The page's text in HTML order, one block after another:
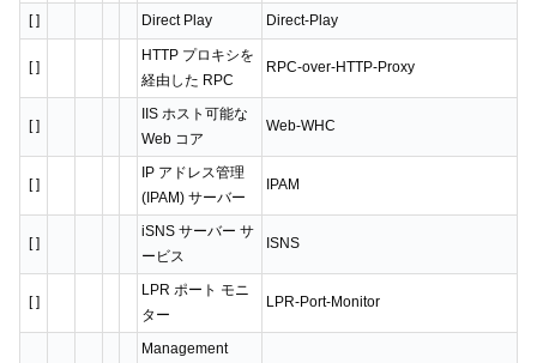
[ ] Direct Play Direct-Play
[ ]
HTTP プロキシを
経由した RPC
RPC-over-HTTP-Proxy
[ ]
IIS ホスト可能な
Web コア
Web-WHC
[ ]
IP アドレス管理
(IPAM) サーバー
IPAM
[ ]
iSNS サーバー サ
ービス
ISNS
[ ]
LPR ポート モニ
ター
LPR-Port-Monitor
Management